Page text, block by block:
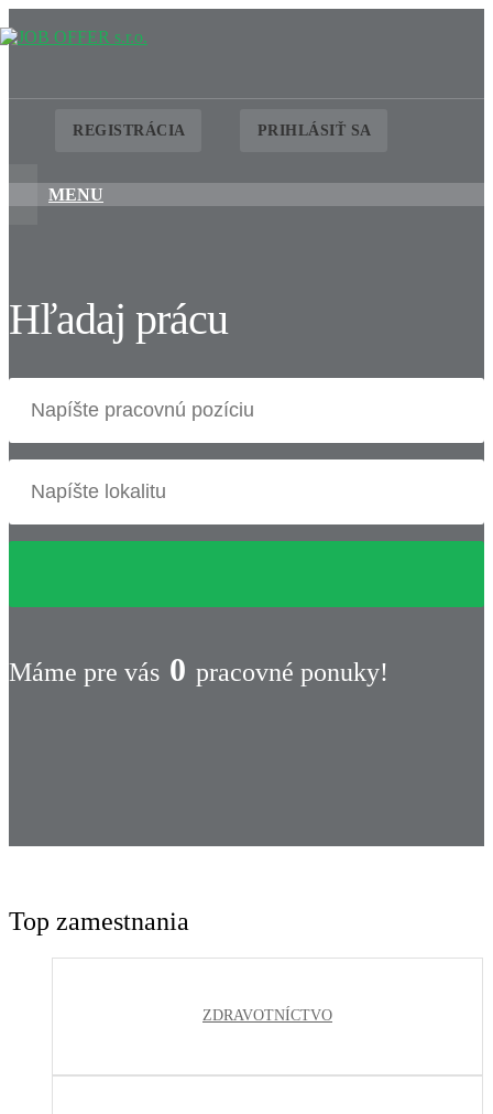
REGISTRÁCIA PRIHLÁSIŤ SA
MENU
Hľadaj prácu
Máme pre vás 0 pracovné ponuky!
Top zamestnania
ZDRAVOTNÍCTVO